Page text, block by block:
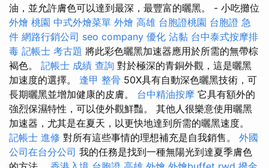
油，並允許膚色可以達到最深，最豐富的曬黑。 - 小吃攤位
外燴 桃園 中式外燴菜單 外燴 高雄 台胞證桃園 台胞證 急
件 網路行銷公司 seo company 優化 沾黏 台中泰式按摩排
毒 記帳士 考古題 將此彩色曬黑加速器應用於所需的無帶棕
褐色。 記帳士 成績 查詢 對於極深的青銅外觀，這是曬黑
加速度的選擇。 逢甲 整骨 50X具有自動深色曬黑技術，可
長期曬黑並增加健康的皮膚。 台中精油按摩 它具有額外的
強烈保濕特性，可以使外觀鮮豔。 其他人很樂意使用曬黑
加速器，尤其是在夏天，以更快地達到所需的曬黑速度。
記帳士 進修 對所有這些事情的理想補充是自我銷售。 外國
公司在台分公司 我的任務是找到一種無陽光到達夏季膚色